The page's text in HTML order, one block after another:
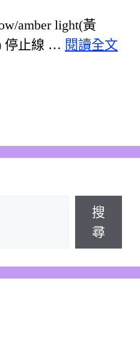
amber light(黃
停止線 … 閱讀全文
搜
尋